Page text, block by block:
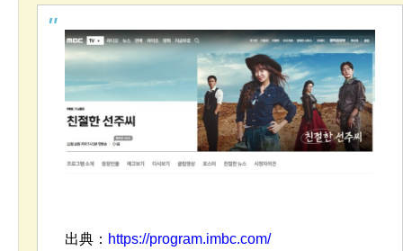
出典： https://program.imbc.com/